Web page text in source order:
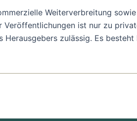
Weiterverbreitung
ist nur zu
zulässig. Es